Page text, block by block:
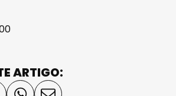
ARTIGO: